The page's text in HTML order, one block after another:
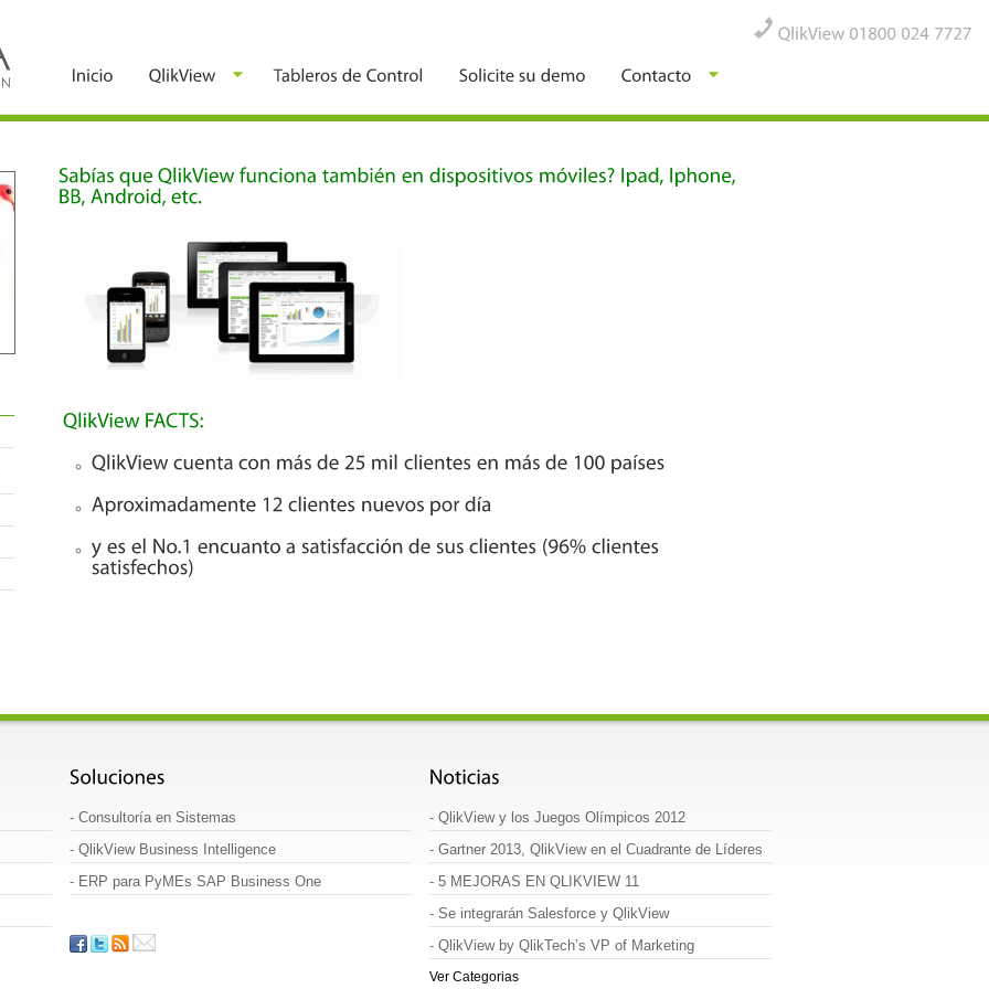
- Consultoría en Sistemas
- QlikView Business Intelligence
- ERP para PyMEs SAP Business One
- QlikView y los Juegos Olímpicos 2012
- Gartner 2013, QlikView en el Cuadrante de Líderes
- 5 MEJORAS EN QLIKVIEW 11
- Se integrarán Salesforce y QlikView
- QlikView by QlikTech’s VP of Marketing
Ver Categorias